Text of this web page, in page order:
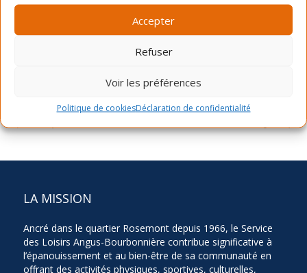
Accepter
Refuser
Voir les préférences
Politique de cookiesDéclaration de confidentialité
H1X 1P2Canada + Google Map
LA MISSION
Ancré dans le quartier Rosemont depuis 1966, le Service
des Loisirs Angus-Bourbonnière contribue significative à
l’épanouissement et au bien-être de sa communauté en
offrant des activités physiques, sportives, culturelles,